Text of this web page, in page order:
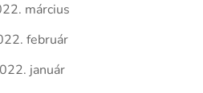
március
február
január